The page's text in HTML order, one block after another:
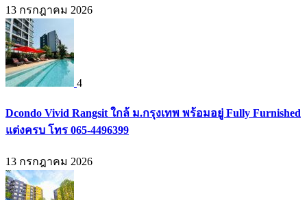
13 กรกฎาคม 2026
4
Dcondo Vivid Rangsit ใกล้ ม.กรุงเทพ พร้อมอยู่ Fully Furnished
แต่งครบ โทร 065-4496399
13 กรกฎาคม 2026